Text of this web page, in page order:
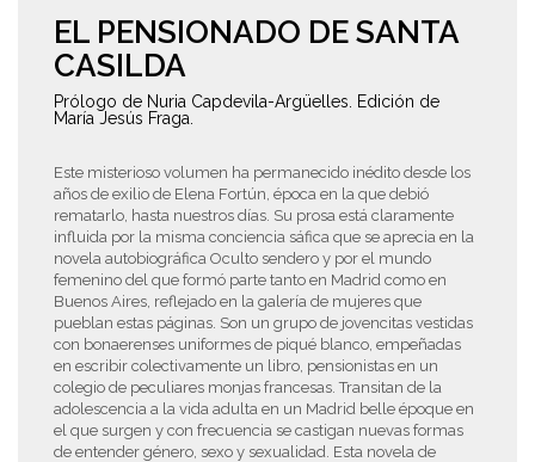
EL PENSIONADO DE SANTA
CASILDA
Prólogo de Nuria Capdevila-Argüelles. Edición de
María Jesús Fraga.
Este misterioso volumen ha permanecido inédito desde los
años de exilio de Elena Fortún, época en la que debió
rematarlo, hasta nuestros días. Su prosa está claramente
influida por la misma conciencia sáfica que se aprecia en la
novela autobiográfica Oculto sendero y por el mundo
femenino del que formó parte tanto en Madrid como en
Buenos Aires, reflejado en la galería de mujeres que
pueblan estas páginas. Son un grupo de jovencitas vestidas
con bonaerenses uniformes de piqué blanco, empeñadas
en escribir colectivamente un libro, pensionistas en un
colegio de peculiares monjas francesas. Transitan de la
adolescencia a la vida adulta en un Madrid belle époque en
el que surgen y con frecuencia se castigan nuevas formas
de entender género, sexo y sexualidad. Esta novela de